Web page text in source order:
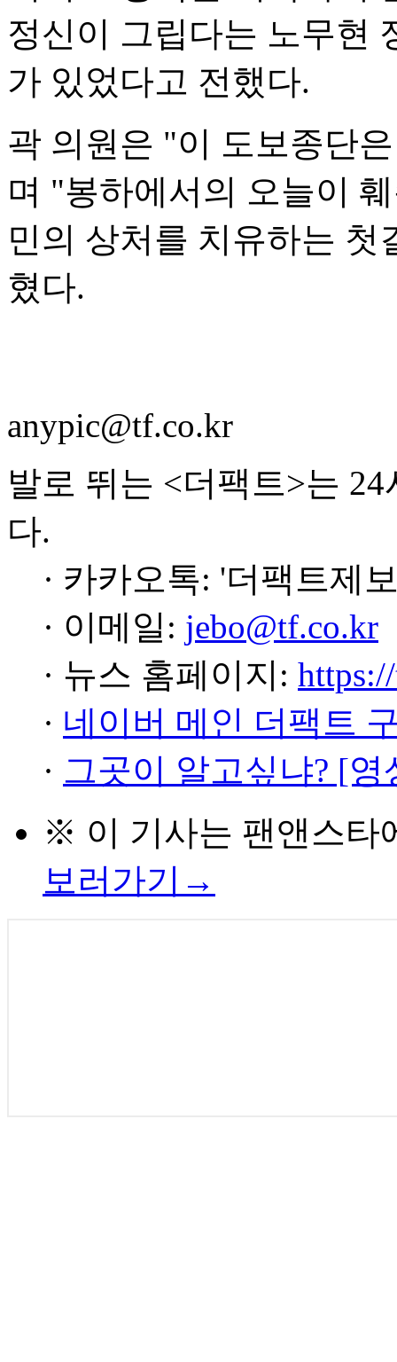
정신이 그립다는 노무현
가 있었다고 전했다.
곽 의원은 "이 도보종단
며 "봉하에서의 오늘이
민의 상처를 치유하는
혔다.
anypic@tf.co.kr
발로 뛰는 <더팩트>는
다.
· 카카오톡: '더팩트제
· 이메일: jebo@tf.co.kr
· 뉴스 홈페이지:
· 네이버 메인 더팩트
· 그곳이 알고싶냐? [
※ 이 기사는 팬앤스타
보러가기→